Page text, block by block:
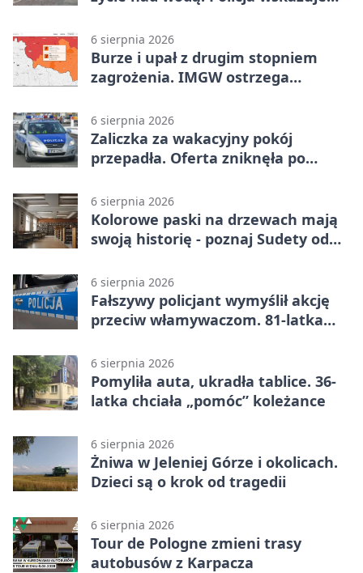
6 sierpnia 2026
Burze i upał z drugim stopniem
zagrożenia. IMGW ostrzega
6 sierpnia 2026
Zaliczka za wakacyjny pokój
przepadła. Oferta zniknęła po
6 sierpnia 2026
Kolorowe paski na drzewach mają
swoją historię - poznaj Sudety od
6 sierpnia 2026
Fałszywy policjant wymyślił akcję
przeciw włamywaczom. 81-latka
6 sierpnia 2026
Pomyliła auta, ukradła tablice. 36-
latka chciała „pomóc” koleżance
6 sierpnia 2026
Żniwa w Jeleniej Górze i okolicach.
Dzieci są o krok od tragedii
6 sierpnia 2026
Tour de Pologne zmieni trasy
autobusów z Karpacza